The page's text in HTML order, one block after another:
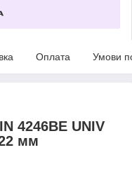
Оплата Умови
4246BE UNIV
мм